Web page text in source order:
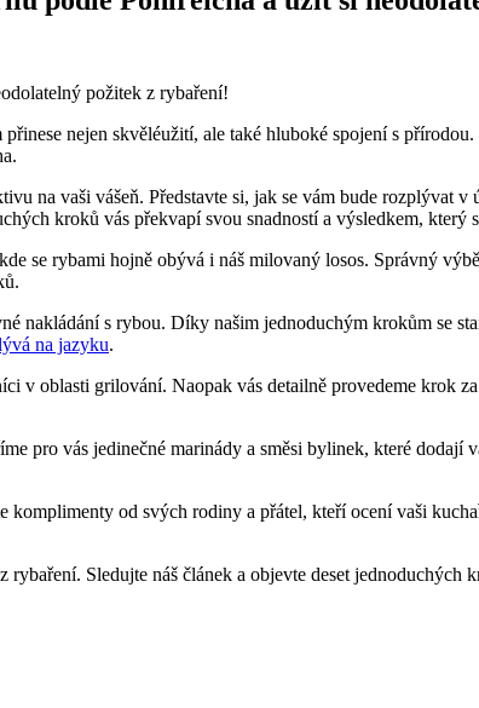
požitek z rybaření!
nejen skvěléužití, ale také hluboké spojení s
na vaši vášeň. Představte si, jak se vám bude rozplývat⁢
kroků vás překvapí svou snadností a výsledkem, který
se rybami hojně obývá i náš milovaný ​losos. Správný
nakládání s rybou. Díky⁢ našim jednoduchým krokům se
na jazyku.
v‍ oblasti grilování. ‍Naopak ‌vás detailně provedeme krok
pro vás jedinečné marinády a směsi bylinek, které
od svých rodiny a ​přátel, kteří ​ocení vaši
Sledujte náš článek a‍ objevte deset jednoduchých